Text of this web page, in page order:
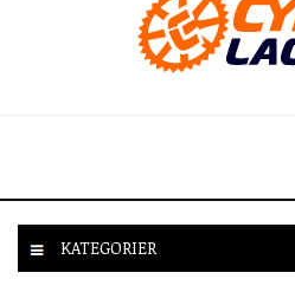
KATEGORIER